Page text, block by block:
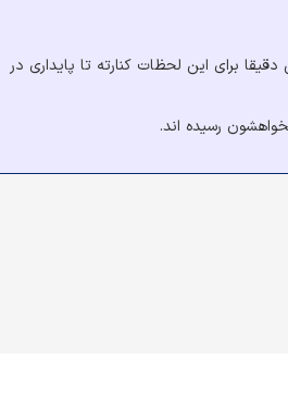
برای این لحظات کنارته تا پایداری در
رسیده اند.